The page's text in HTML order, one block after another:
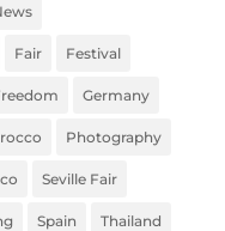
Fair Festival
Germany
Photography
Seville Fair
Spain Thailand